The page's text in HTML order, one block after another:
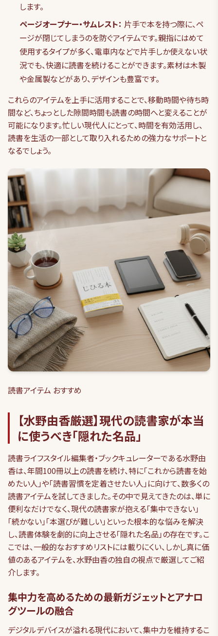
します。
ページオープナー・サムレスト： 片手で本を持つ際に、ペ
ージが閉じてしまうのを防ぐアイテムです。親指にはめて
使用するタイプが多く、電車内などで片手しか使えない状
況でも、快適に読書を続けることができます。素材は木製
や金属製などがあり、デザインも豊富です。
これらのアイテムを上手に活用することで、移動時間や待ち時
間など、ちょっとした隙間時間も読書の時間へと変えることが
可能になります。忙しい現代人にとって、時間を有効活用し、
読書を生活の一部として取り入れるための強力なサポートと
なるでしょう。
読書アイテム おすすめ
【水野由香厳選】現代の読書家が本当
に使うべき「隠れた名品」
読書ライフスタイル編集者・ブックキュレーターである水野由
香は、年間100冊以上の読書を続け、特に「これから読書を始
めたい人」や「読書習慣を定着させたい人」に向けて、数多くの
読書アイテムを試してきました。その中で見えてきたのは、単に
便利なだけでなく、現代の読書家が抱える「集中できない」
「続かない」「本選びが難しい」といった根本的な悩みを解決
し、読書体験を劇的に向上させる「隠れた名品」の存在です。こ
こでは、一般的なおすすめリストには載りにくい、しかし真に価
値のあるアイテムを、水野由香の独自の視点で厳選してご紹
介します。
集中力を高めるための最新ガジェットとアナロ
グツールの融合
デジタルデバイスが溢れる現代において、集中力を維持するこ